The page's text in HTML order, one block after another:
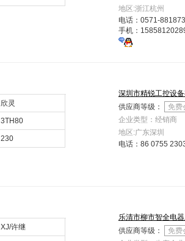
地区:浙江杭州
电话： 0571-
手机：
欣灵
3TH80
230
深圳市精锐工控设备
供应商等级：
免费
企业类型：经销商
地区:广东深圳
电话： 86 0755
XJ/许继
乐清市柳市智全电
供应商等级：
免费